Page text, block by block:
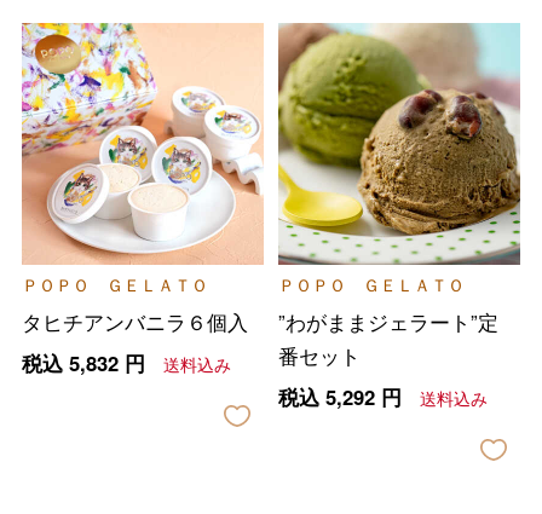
ＰＯＰＯ ＧＥＬＡＴＯ
タヒチアンバニラ６個入
税込 5,832円 送料込み
ＰＯＰＯ ＧＥＬＡＴＯ
”わがままジェラート”定
番セット
税込 5,292円 送料込み
フード＆スイーツ
ビューティー
ファッション
ホーム＆インテリア
ベビー＆キッズ
大丸・松坂屋のギフト
出産内祝い
結婚内祝い
お香典返し
バレンタインチョコレート
ホワイトデー
母の日
父の日
お中元
敬老の日